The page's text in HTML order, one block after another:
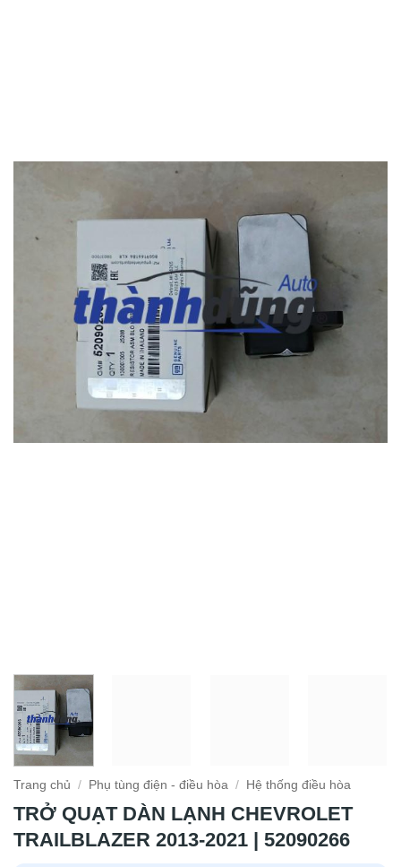
Trang chủ / Phụ tùng điện - điều hòa / Hệ thống điều hòa
TRỞ QUẠT DÀN LẠNH CHEVROLET
TRAILBLAZER 2013-2021 | 52090266